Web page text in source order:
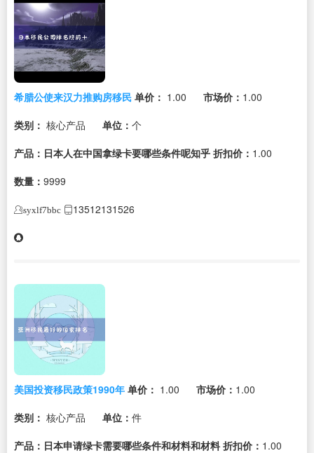
希腊公使来汉力推购房移民 单价： 1.00 市场价： 1.00
类别： 核心产品 单位： 个
产品：日本人在中国拿绿卡要哪些条件呢知乎 折扣价： 1.00
数量： 9999
syxlf7bbc 13512131526
美国投资移民政策1990年 单价： 1.00 市场价： 1.00
类别： 核心产品 单位： 件
产品：日本申请绿卡需要哪些条件和材料和材料 折扣价： 1.00